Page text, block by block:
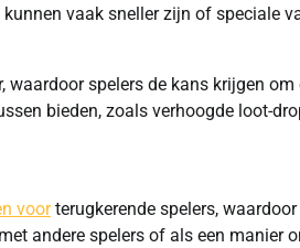
vaak sneller zijn of speciale
spelers de kans krijgen
bieden, zoals verhoogde loot-
voorterugkerende spelers,
andere spelers of als een manier